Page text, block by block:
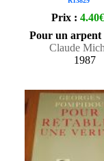
Prix : 4.40€
Pour un arpent
Claude
1987